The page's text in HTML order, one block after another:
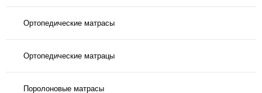
Ортопедические матрасы
Ортопедические матрацы
Поролоновые матрасы